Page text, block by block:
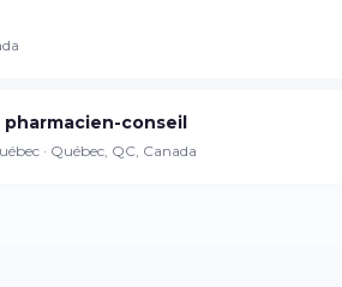
conseil
· Québec, QC, Canada